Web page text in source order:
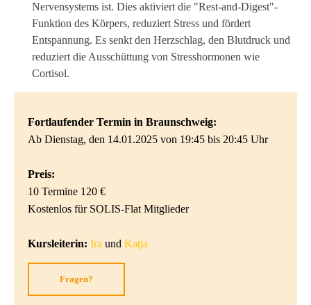
Nervensystems ist. Dies aktiviert die "Rest-and-Digest"-
Funktion des Körpers, reduziert Stress und fördert
Entspannung. Es senkt den Herzschlag, den Blutdruck und
reduziert die Ausschüttung von Stresshormonen wie
Cortisol.
Fortlaufender Termin in Braunschweig:
Ab Dienstag, den 14.01.2025 von 19:45 bis 20:45 Uhr
Preis:
10 Termine 120 €
Kostenlos für SOLIS-Flat Mitglieder
Kursleiterin: Ira undKatja
Fragen?